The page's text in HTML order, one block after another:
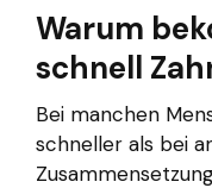
Warum
schnell
Bei manchen
schneller als bei